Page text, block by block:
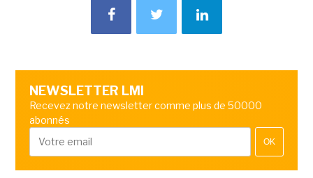
NEWSLETTER LMI
Recevez notre newsletter comme plus de 50000
abonnés
OK